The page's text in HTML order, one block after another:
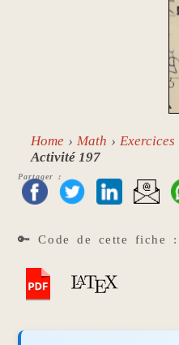
Home Math Exercices
Activité 197
Partager :
🔑 Code de cette fiche :